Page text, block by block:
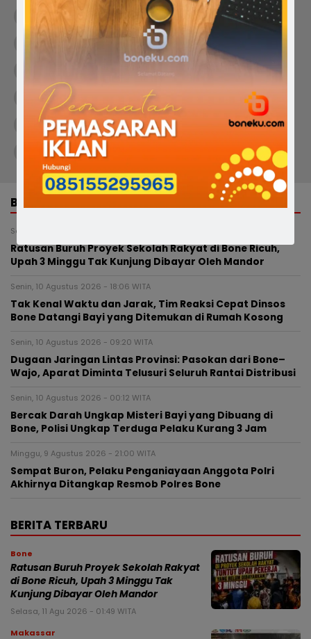
Evakuasi Pengunjung Hujan Deras Bone
Kecamatan Palakka Pelajar Terjebak
Potensi SAR Puskesmas Usa
SAR Satpol PP Sungai Usa Bone Tim SAR Bone
Wisata Alam Bone Wisata Alam Sulawesi Selatan
Wisata Sungai Usa
BERITA TERKAIT
Selasa, 11 Agustus 2026 - 01:49 WITA
Ratusan Buruh Proyek Sekolah Rakyat di Bone Ricuh,
Upah 3 Minggu Tak Kunjung Dibayar Oleh Mandor
Senin, 10 Agustus 2026 - 18:06 WITA
Tak Kenal Waktu dan Jarak, Tim Reaksi Cepat Dinsos
Bone Datangi Bayi yang Ditemukan di Rumah Kosong
Senin, 10 Agustus 2026 - 09:20 WITA
Dugaan Jaringan Lintas Provinsi: Pasokan dari Bone–
Wajo, Aparat Diminta Telusuri Seluruh Rantai Distribusi
Senin, 10 Agustus 2026 - 00:12 WITA
Bercak Darah Ungkap Misteri Bayi yang Dibuang di
Bone, Polisi Ungkap Terduga Pelaku Kurang 3 Jam
Minggu, 9 Agustus 2026 - 21:00 WITA
Sempat Buron, Pelaku Penganiayaan Anggota Polri
Akhirnya Ditangkap Resmob Polres Bone
BERITA TERBARU
Bone
Ratusan Buruh Proyek Sekolah Rakyat
di Bone Ricuh, Upah 3 Minggu Tak
Kunjung Dibayar Oleh Mandor
Selasa, 11 Agu 2026 - 01:49 WITA
Makassar